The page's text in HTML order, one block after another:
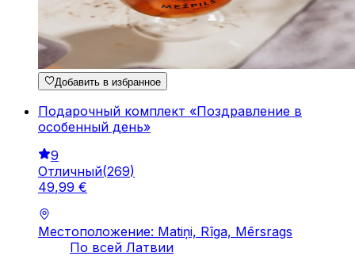
Добавить в избранное
Подарочный комплект «Поздравление в
особенный день»
9
Отличный(269)
49,99 €
Местоположение: Matiņi, Rīga, Mērsrags
По всей Латвии